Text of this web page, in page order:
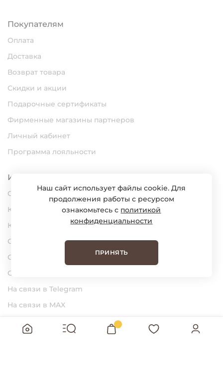
Покупателям
Оплата
Доставка
Возврат товара
Скидки и акции
Подарочные сертификаты
Фирменные магазины партнеров
Личный кабинет
Программа лояльности
Информация
О нас
Карьера
Контакты
Статьи
Сертификаты
Обратная связь
На связи в Telegram
На связи в MAX
BUNGLY Интернет-магазин детской
Наш сайт использует файлы cookie. Для
продолжения работы с ресурсом
ознакомьтесь с политикой
конфиденциальности
ПРИНЯТЬ